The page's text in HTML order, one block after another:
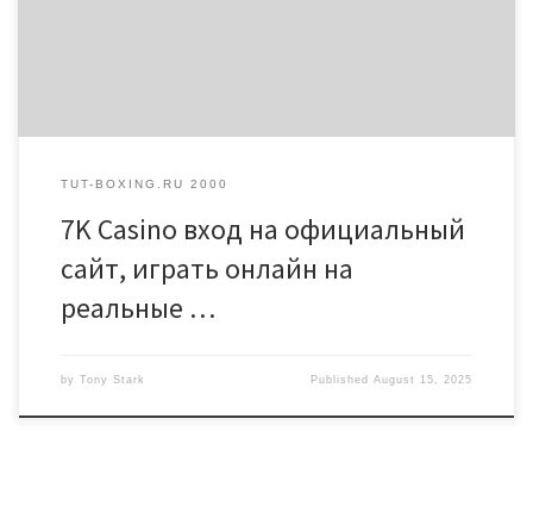
TUT-BOXING.RU 2000
7K Casino вход на официальный
сайт, играть онлайн на
реальные …
by Tony Stark PublishedAugust 15, 2025